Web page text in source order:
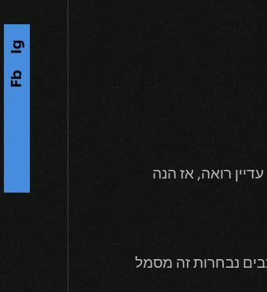
רואה, אז הנה
נבחרות זה מסמל
Fb
Ig